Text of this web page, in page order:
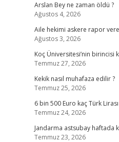
Arslan Bey ne zaman öldü ?
Ağustos 4, 2026
Aile hekimi askere rapor
Ağustos 3, 2026
Koç Üniversitesi’nin birincisi
Temmuz 27, 2026
Kekik nasıl muhafaza edilir ?
Temmuz 25, 2026
6 bin 500 Euro kaç Türk
Temmuz 24, 2026
Jandarma astsubay haftada
Temmuz 23, 2026